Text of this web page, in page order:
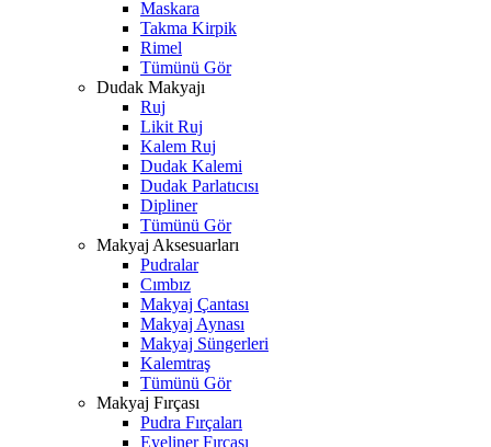
Maskara
Takma Kirpik
Rimel
Tümünü Gör
Dudak Makyajı
Ruj
Likit Ruj
Kalem Ruj
Dudak Kalemi
Dudak Parlatıcısı
Dipliner
Tümünü Gör
Makyaj Aksesuarları
Pudralar
Cımbız
Makyaj Çantası
Makyaj Aynası
Makyaj Süngerleri
Kalemtraş
Tümünü Gör
Makyaj Fırçası
Pudra Fırçaları
Eyeliner Fırçası